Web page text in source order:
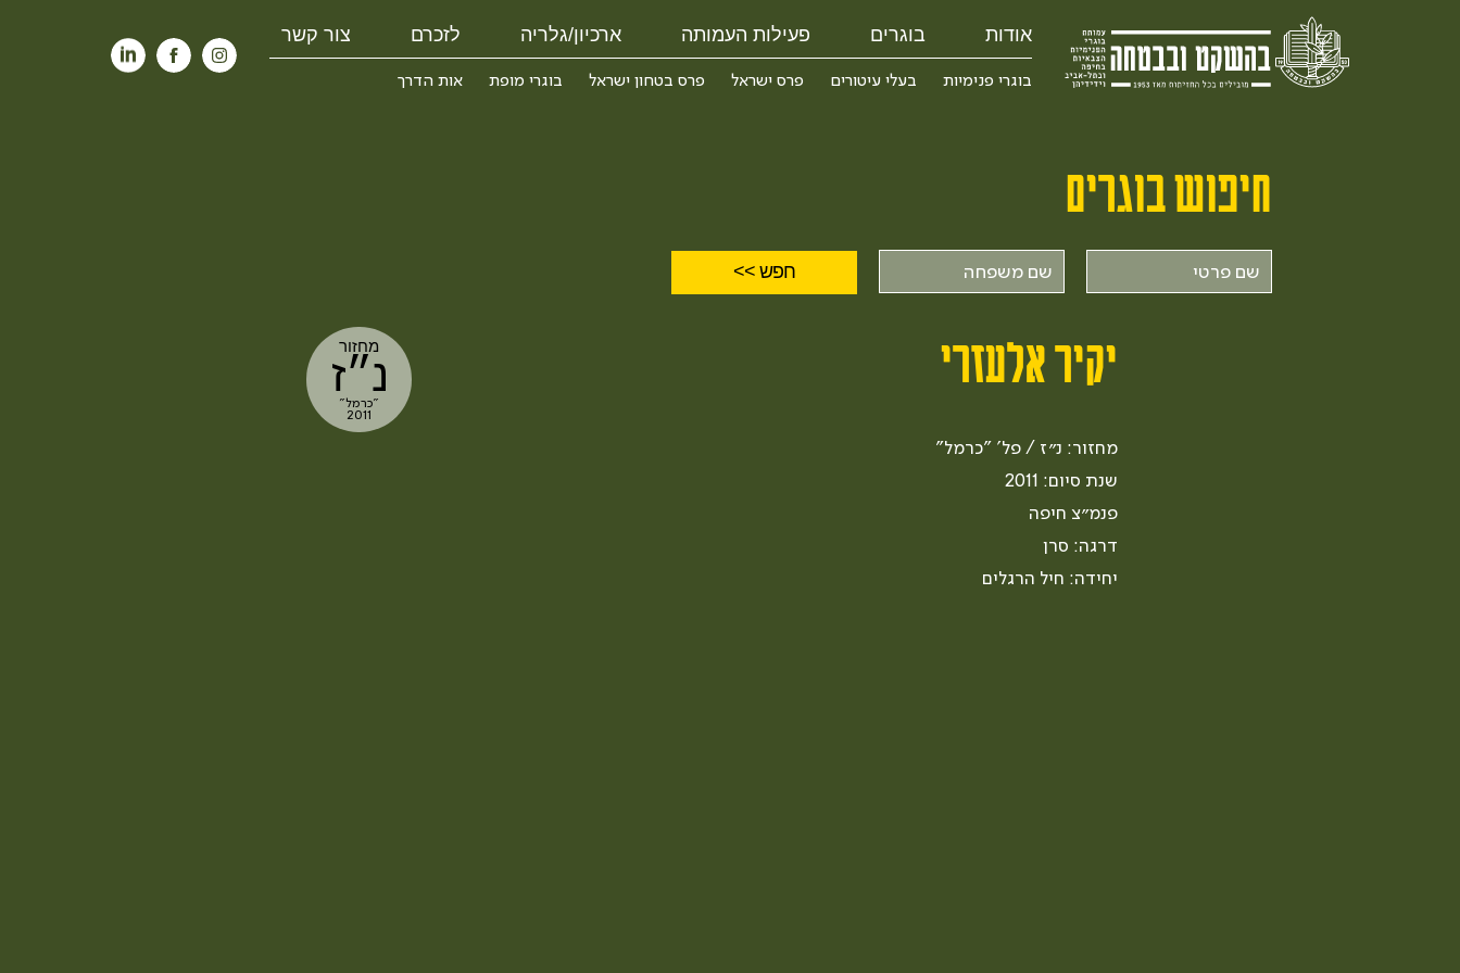
אודות בוגרים
בוגרי פנימיות בעלי עיטורים פרס ישראל פרס בטחון ישראל בוגרי מופת אות הדרך
פעילות העמותה ארכיון/גלריה לזכרם צור קשר
חיפוש בוגרים
שם
פרטי
שם
משפחה
מחזור
נ״ז
"כרמל"
2011
יקיר אלעזרי
מחזור: נ״ז / פל' "כרמל"
שנת סיום: 2011
פנמ״צ חיפה
דרגה: סרן
יחידה: חיל הרגלים